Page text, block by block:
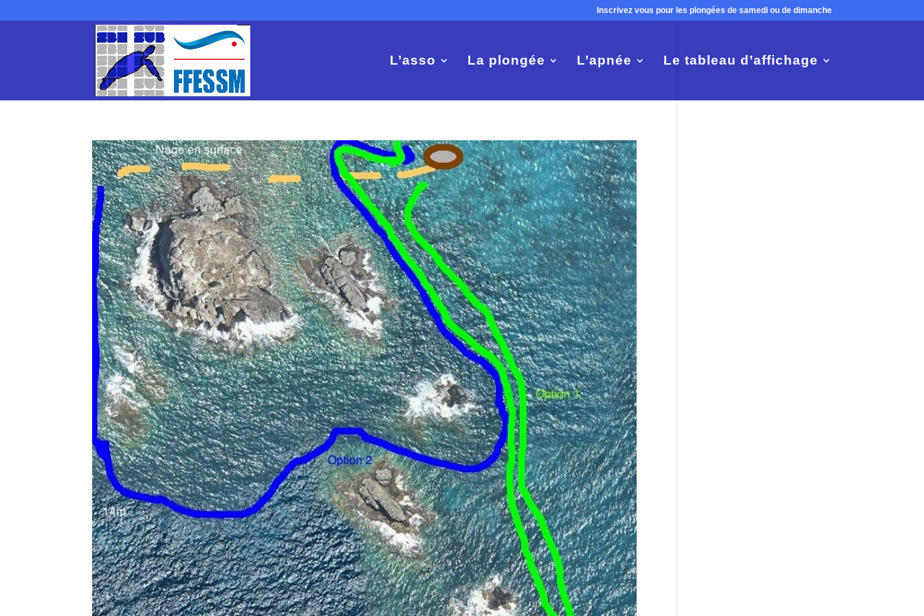
Inscrivez vous pour les plongées de samedi ou de dimanche
L’asso La plongée L’apnée Le tableau d’affichage